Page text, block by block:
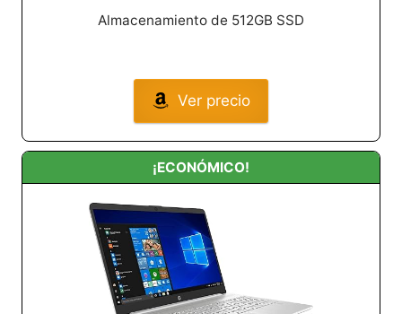
Almacenamiento de 512GB SSD
Ver precio
¡ECONÓMICO!